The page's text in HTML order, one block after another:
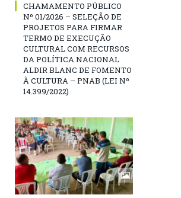
CHAMAMENTO PÚBLICO
Nº 01/2026 – SELEÇÃO DE
PROJETOS PARA FIRMAR
TERMO DE EXECUÇÃO
CULTURAL COM RECURSOS
DA POLÍTICA NACIONAL
ALDIR BLANC DE FOMENTO
À CULTURA – PNAB (LEI Nº
14.399/2022)